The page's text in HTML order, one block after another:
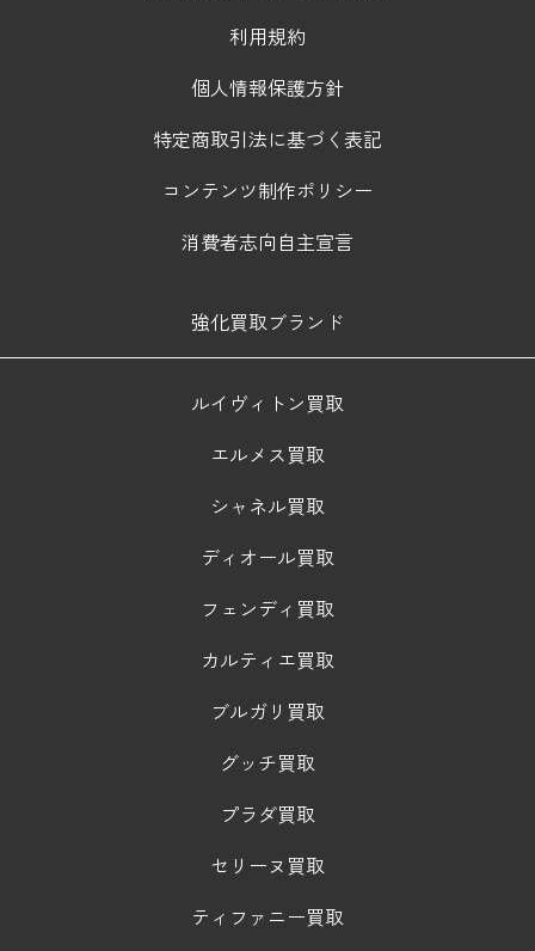
利用規約
個人情報保護方針
特定商取引法に基づく表記
コンテンツ制作ポリシー
消費者志向自主宣言
強化買取ブランド
ルイヴィトン買取
エルメス買取
シャネル買取
ディオール買取
フェンディ買取
カルティエ買取
ブルガリ買取
グッチ買取
プラダ買取
セリーヌ買取
ティファニー買取